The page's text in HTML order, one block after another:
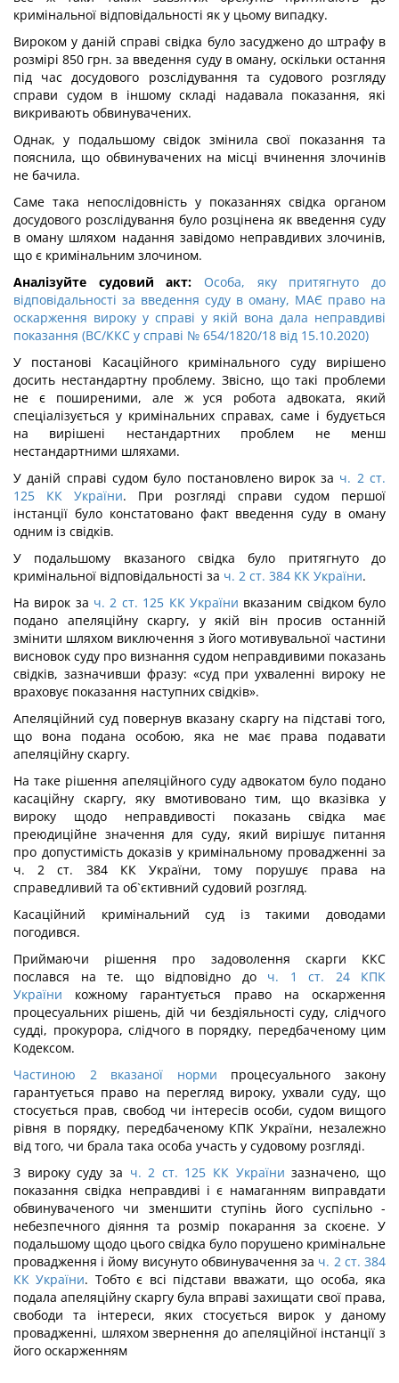
кримінальної відповідальності як у цьому випадку.
Вироком у даній справі свідка було засуджено до штрафу в
розмірі 850 грн. за введення суду в оману, оскільки остання
під час досудового розслідування та судового розгляду
справи судом в іншому складі надавала показання, які
викривають обвинувачених.
Однак, у подальшому свідок змінила свої показання та
пояснила, що обвинувачених на місці вчинення злочинів
не бачила.
Саме така непослідовність у показаннях свідка органом
досудового розслідування було розцінена як введення суду
в оману шляхом надання завідомо неправдивих злочинів,
що є кримінальним злочином.
Аналізуйте судовий акт: Особа, яку притягнуто до
відповідальності за введення суду в оману, МАЄ право на
оскарження вироку у справі у якій вона дала неправдиві
показання (ВС/ККС у справі № 654/1820/18 від 15.10.2020)
У постанові Касаційного кримінального суду вирішено
досить нестандартну проблему. Звісно, що такі проблеми
не є поширеними, але ж уся робота адвоката, який
спеціалізується у кримінальних справах, саме і будується
на вирішені нестандартних проблем не менш
нестандартними шляхами.
У даній справі судом було постановлено вирок за ч. 2 ст.
125 КК України. При розгляді справи судом першої
інстанції було констатовано факт введення суду в оману
одним із свідків.
У подальшому вказаного свідка було притягнуто до
кримінальної відповідальності за ч. 2 ст. 384 КК України.
На вирок за ч. 2 ст. 125 КК України вказаним свідком було
подано апеляційну скаргу, у якій він просив останній
змінити шляхом виключення з його мотивувальної частини
висновок суду про визнання судом неправдивими показань
свідків, зазначивши фразу: «суд при ухваленні вироку не
враховує показання наступних свідків».
Апеляційний суд повернув вказану скаргу на підставі того,
що вона подана особою, яка не має права подавати
апеляційну скаргу.
На таке рішення апеляційного суду адвокатом було подано
касаційну скаргу, яку вмотивовано тим, що вказівка у
вироку щодо неправдивості показань свідка має
преюдиційне значення для суду, який вирішує питання
про допустимість доказів у кримінальному провадженні за
ч. 2 ст. 384 КК України, тому порушує права на
справедливий та об`єктивний судовий розгляд.
Касаційний кримінальний суд із такими доводами
погодився.
Приймаючи рішення про задоволення скарги ККС
послався на те. що відповідно до ч. 1 ст. 24 КПК
України кожному гарантується право на оскарження
процесуальних рішень, дій чи бездіяльності суду, слідчого
судді, прокурора, слідчого в порядку, передбаченому цим
Кодексом.
Частиною 2 вказаної норми процесуального закону
гарантується право на перегляд вироку, ухвали суду, що
стосується прав, свобод чи інтересів особи, судом вищого
рівня в порядку, передбаченому КПК України, незалежно
від того, чи брала така особа участь у судовому розгляді.
З вироку суду за ч. 2 ст. 125 КК України зазначено, що
показання свідка неправдиві і є намаганням виправдати
обвинуваченого чи зменшити ступінь його суспільно -
небезпечного діяння та розмір покарання за скоєне. У
подальшому щодо цього свідка було порушено кримінальне
провадження і йому висунуто обвинувачення за ч. 2 ст. 384
КК України. Тобто є всі підстави вважати, що особа, яка
подала апеляційну скаргу була вправі захищати свої права,
свободи та інтереси, яких стосується вирок у даному
провадженні, шляхом звернення до апеляційної інстанції з
його оскарженням